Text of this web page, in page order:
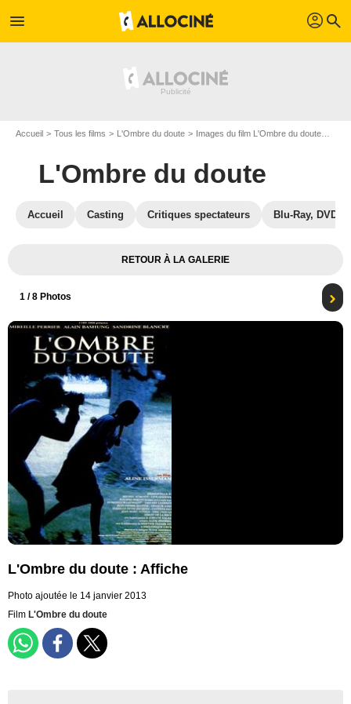
menu profil search
Accueil Tous les films L'Ombre du doute Images du film L'Ombre du doute
L'Ombre du doute
Accueil Casting Critiques spectateurs Blu-Ray, DVD
RETOUR À LA GALERIE
1 / 8 Photos
L'Ombre du doute : Affiche
Photo ajoutée le 14 janvier 2013
Film L'Ombre du doute